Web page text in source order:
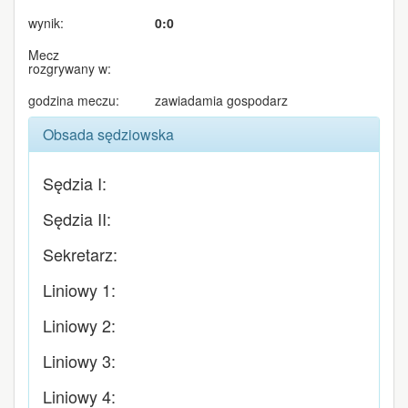
wynik:
0:0
Mecz
rozgrywany w:
godzina meczu:
zawiadamia gospodarz
Obsada sędziowska
Sędzia I:
Sędzia II:
Sekretarz:
Liniowy 1:
Liniowy 2:
Liniowy 3:
Liniowy 4: